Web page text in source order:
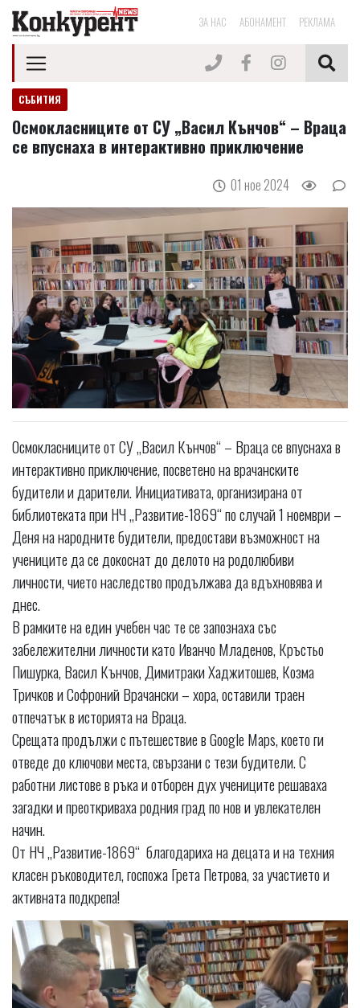
ЗА НАС АБОНАМЕНТ РЕКЛАМА
СЪБИТИЯ
Осмокласниците от СУ „Васил Кънчов“ – Враца
се впуснаха в интерактивно приключение
01 ное 2024
Осмокласниците от СУ „Васил Кънчов“ – Враца се впуснаха в
интерактивно приключение, посветено на врачанските
будители и дарители. Инициативата, организирана от
библиотеката при НЧ „Развитие-1869“ по случай 1 ноември –
Деня на народните будители, предостави възможност на
учениците да се докоснат до делото на родолюбиви
личности, чието наследство продължава да вдъхновява и
днес.
В рамките на един учебен час те се запознаха със
забележителни личности като Иванчо Младенов, Кръстьо
Пишурка, Васил Кънчов, Димитраки Хаджитошев, Козма
Тричков и Софроний Врачански – хора, оставили траен
отпечатък в историята на Враца.
Срещата продължи с пътешествие в Google Maps, което ги
отведе до ключови места, свързани с тези будители. С
работни листове в ръка и отборен дух учениците решаваха
загадки и преоткриваха родния град по нов и увлекателен
начин.
От НЧ „Развитие-1869“ благодариха на децата и на техния
класен ръководител, госпожа Грета Петрова, за участието и
активната подкрепа!